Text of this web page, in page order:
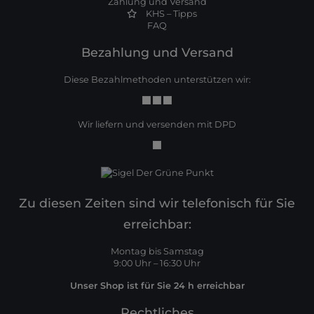
KHS – Tipps
FAQ
Bezahlung und Versand
Diese Bezahlmethoden unterstützen wir:
Wir liefern und versenden mit DPD
Zu diesen Zeiten sind wir telefonisch für Sie
erreichbar:
Montag bis Samstag
9:00 Uhr – 16:30 Uhr
Unser Shop ist für Sie 24 h erreichbar